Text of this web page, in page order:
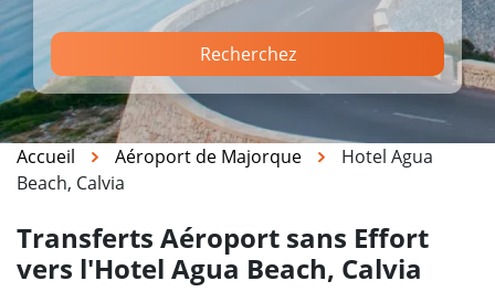
Recherchez
Accueil Aéroport de Majorque
Hotel Agua
Beach, Calvia
Transferts Aéroport sans Effort
vers l'Hotel Agua Beach, Calvia